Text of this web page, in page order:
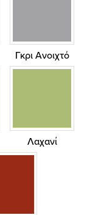
Γκρι Ανοιχτό
Λαχανί